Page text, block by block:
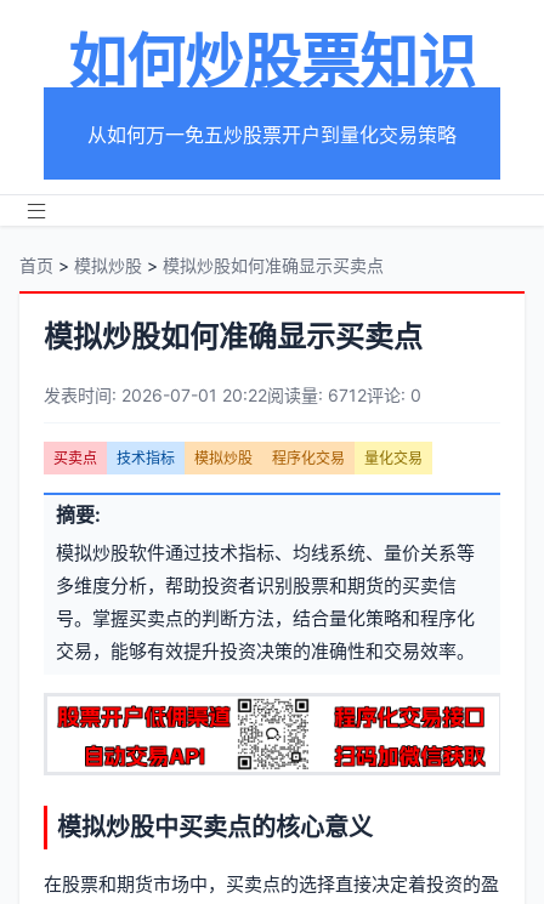
如何炒股票知识
从如何万一免五炒股票开户到量化交易策略
首页 > 模拟炒股 > 模拟炒股如何准确显示买卖点
模拟炒股如何准确显示买卖点
章
元
信
息
发表时间: 2026-07-01 20:22阅读量: 6712评论: 0
文
章
标
签
买卖点 技术指标 模拟炒股 程序化交易 量化交易
摘要:
模拟炒股软件通过技术指标、均线系统、量价关系等
多维度分析，帮助投资者识别股票和期货的买卖信
号。掌握买卖点的判断方法，结合量化策略和程序化
交易，能够有效提升投资决策的准确性和交易效率。
模拟炒股中买卖点的核心意义
在股票和期货市场中，买卖点的选择直接决定着投资的盈